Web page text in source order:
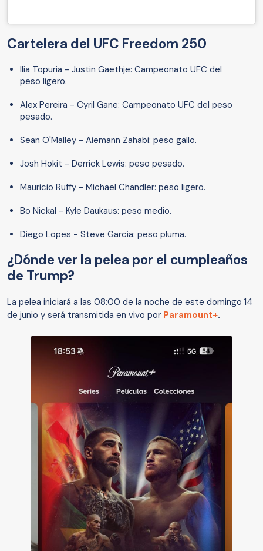
Cartelera del UFC Freedom 250
Ilia Topuria - Justin Gaethje: Campeonato UFC del
peso ligero.
Alex Pereira - Cyril Gane: Campeonato UFC del peso
pesado.
Sean O'Malley - Aiemann Zahabi: peso gallo.
Josh Hokit - Derrick Lewis: peso pesado.
Mauricio Ruffy - Michael Chandler: peso ligero.
Bo Nickal - Kyle Daukaus: peso medio.
Diego Lopes - Steve Garcia: peso pluma.
¿Dónde ver la pelea por el cumpleaños
de Trump?
La pelea iniciará a las 08:00 de la noche de este domingo 14
de junio y será transmitida en vivo por Paramount+.